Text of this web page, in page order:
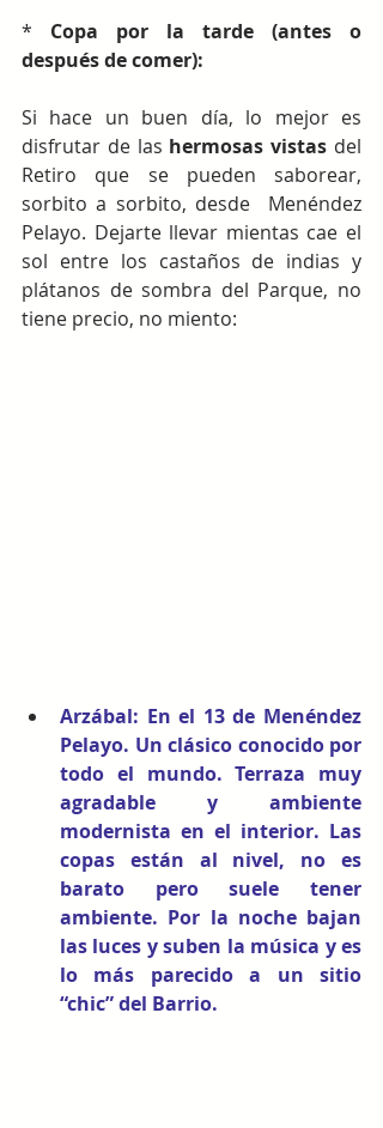
* Copa por la tarde (antes o
después de comer):
Si hace un buen día, lo mejor es
disfrutar de las hermosas vistas del
Retiro que se pueden saborear,
sorbito a sorbito, desde  Menéndez
Pelayo. Dejarte llevar mientas cae el
sol entre los castaños de indias y
plátanos de sombra del Parque, no
tiene precio, no miento:
Arzábal: En el 13 de Menéndez
Pelayo. Un clásico conocido por
todo el mundo. Terraza muy
agradable y ambiente
modernista en el interior. Las
copas están al nivel, no es
barato pero suele tener
ambiente. Por la noche bajan
las luces y suben la música y es
lo más parecido a un sitio
“chic” del Barrio.